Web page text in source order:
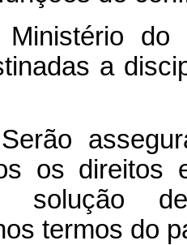
do
a
os direitos
solução
termos do